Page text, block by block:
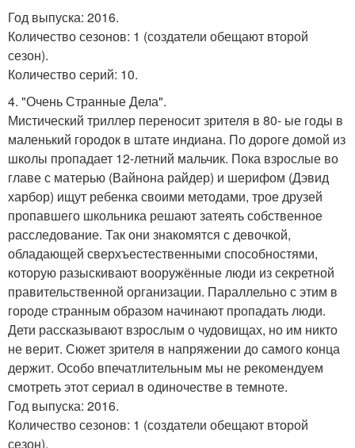
Год выпуска: 2016.
Количество сезонов: 1 (создатели обещают второй
сезон).
Количество серий: 10.
4. "Очень Странные Дела".
Мистический триллер переносит зрителя в 80- ые годы в
маленький городок в штате индиана. По дороге домой из
школы пропадает 12-летний мальчик. Пока взрослые во
главе с матерью (Вайнона райдер) и шерифом (Дэвид
харбор) ищут ребенка своими методами, трое друзей
пропавшего школьника решают затеять собственное
расследование. Так они знакомятся с девочкой,
обладающей сверхъестественными способностями,
которую разыскивают вооружённые люди из секретной
правительственной организации. Параллельно с этим в
городе странным образом начинают пропадать люди.
Дети рассказывают взрослым о чудовищах, но им никто
не верит. Сюжет зрителя в напряжении до самого конца
держит. Особо впечатлительным мы не рекомендуем
смотреть этот сериал в одиночестве в темноте.
Год выпуска: 2016.
Количество сезонов: 1 (создатели обещают второй
сезон).